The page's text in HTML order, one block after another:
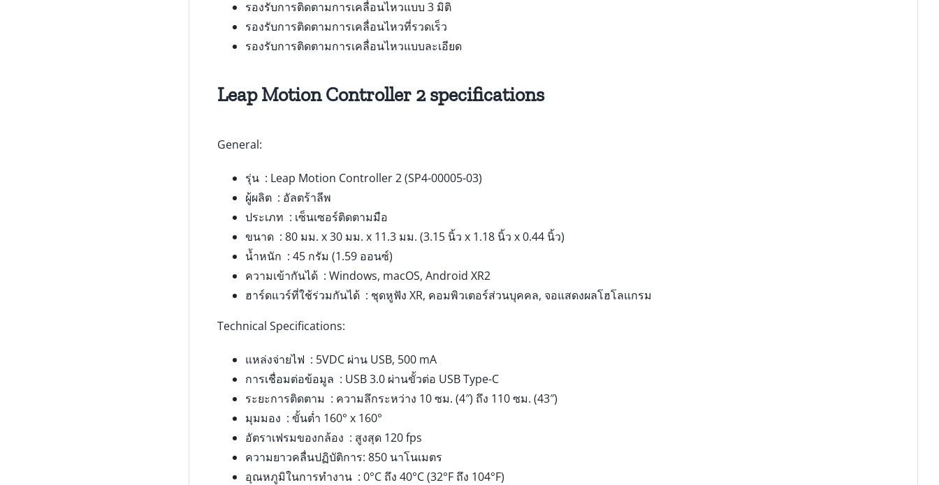
รองรับการติดตามการเคลื่อนไหวแบบ 3 มิติ
รองรับการติดตามการเคลื่อนไหวที่รวดเร็ว
รองรับการติดตามการเคลื่อนไหวแบบละเอียด
Leap Motion Controller 2 specifications
General:
รุ่น : Leap Motion Controller 2 (SP4-00005-03)
ผู้ผลิต : อัลตร้าลีพ
ประเภท : เซ็นเซอร์ติดตามมือ
ขนาด : 80 มม. x 30 มม. x 11.3 มม. (3.15 นิ้ว x 1.18 นิ้ว x 0.44 นิ้ว)
น้ำหนัก : 45 กรัม (1.59 ออนซ์)
ความเข้ากันได้ : Windows, macOS, Android XR2
ฮาร์ดแวร์ที่ใช้ร่วมกันได้ : ชุดหูฟัง XR, คอมพิวเตอร์ส่วนบุคคล, จอแสดงผลโฮโลแกรม
Technical Specifications:
แหล่งจ่ายไฟ : 5VDC ผ่าน USB, 500 mA
การเชื่อมต่อข้อมูล : USB 3.0 ผ่านขั้วต่อ USB Type-C
ระยะการติดตาม : ความลึกระหว่าง 10 ซม. (4″) ถึง 110 ซม. (43″)
มุมมอง : ขั้นต่ำ 160° x 160°
อัตราเฟรมของกล้อง : สูงสุด 120 fps
ความยาวคลื่นปฏิบัติการ: 850 นาโนเมตร
อุณหภูมิในการทำงาน : 0°C ถึง 40°C (32°F ถึง 104°F)